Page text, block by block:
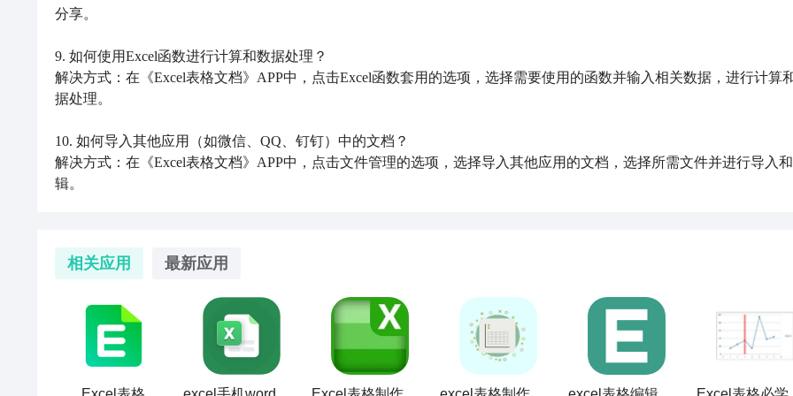
分享。
9. 如何使用Excel函数进行计算和数据处理？
解决方式：在《Excel表格文档》APP中，点击Excel函数套用的选项，选择需要使用的函数并输入相关数据，进行计算
据处理。
10. 如何导入其他应用（如微信、QQ、钉钉）中的文档？
解决方式：在《Excel表格文档》APP中，点击文件管理的选项，选择导入其他应用的文档，选择所需文件并进行导入
辑。
相关应用 最新应用